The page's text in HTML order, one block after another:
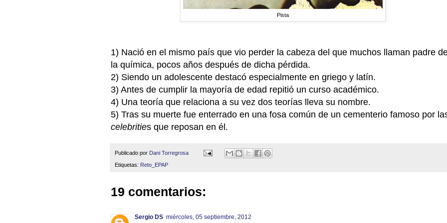
Pista
1) Nació en el mismo país que vio perder la cabeza del que muchos llaman padre
la química, pocos años después de dicha pérdida.
2) Siendo un adolescente destacó especialmente en griego y latín.
3) Antes de cumplir la mayoría de edad repitió un curso académico.
4) Una teoría que relaciona a su vez dos teorías lleva su nombre.
5) Tras su muerte fue enterrado en una fosa común de un cementerio famoso por
celebrities que reposan en él.
Publicado por Dani Torregrosa
Etiquetas: Reto_EPAP
19 comentarios:
Sergio DS miércoles, 05 septiembre, 2012